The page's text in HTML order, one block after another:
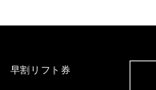
早割リフト券